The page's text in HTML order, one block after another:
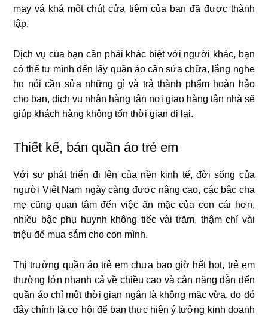
may vá khá một chút cửa tiệm của bạn đã được thành
lập.
Dịch vụ của bạn cần phải khác biệt với người khác, bạn
có thể tự mình đến lấy quần áo cần sửa chữa, lắng nghe
họ nói cần sửa những gì và trả thành phẩm hoàn hảo
cho bạn, dịch vụ nhận hàng tận nơi giao hàng tận nhà sẽ
giúp khách hàng không tốn thời gian đi lại.
Thiết kế, bán quần áo trẻ em
Với sự phát triển đi lên của nền kinh tế, đời sống của
người Việt Nam ngày càng được nâng cao, các bậc cha
mẹ cũng quan tâm đến việc ăn mặc của con cái hơn,
nhiều bậc phụ huynh không tiếc vài trăm, thậm chí vài
triệu để mua sắm cho con mình.
Thị trường quần áo trẻ em chưa bao giờ hết hot, trẻ em
thường lớn nhanh cả về chiều cao và cân nặng dẫn đến
quần áo chỉ một thời gian ngắn là không mặc vừa, do đó
đây chính là cơ hội để bạn thực hiện ý tưởng kinh doanh